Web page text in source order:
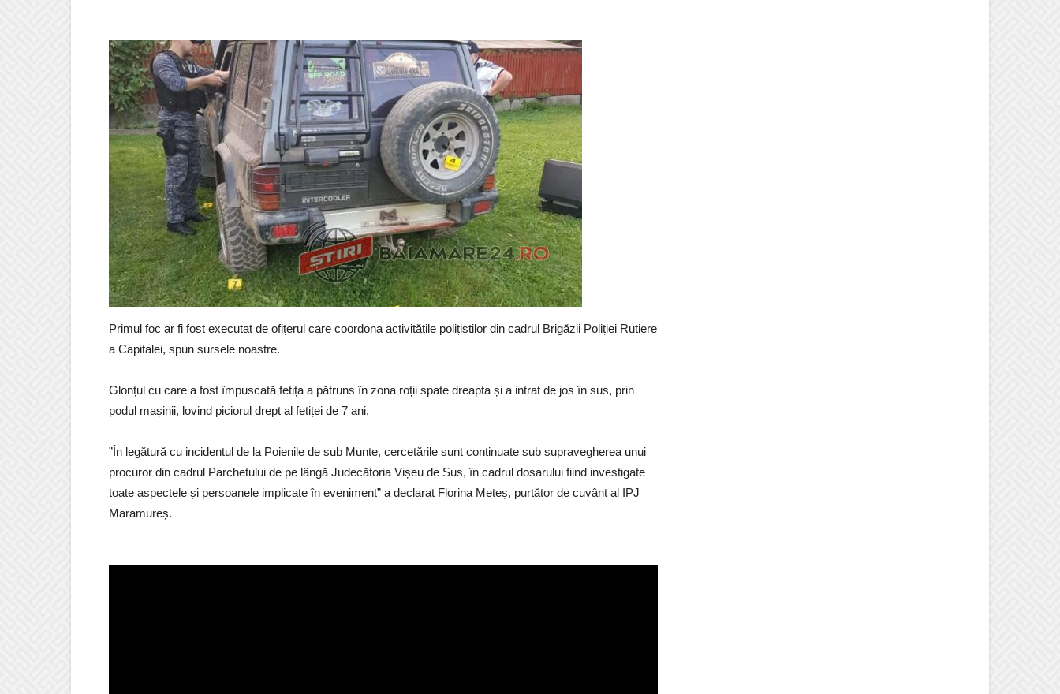
Primul foc ar fi fost executat de ofițerul care coordona activitățile polițiștilor din cadrul Brigăzii Poliției Rutiere
a Capitalei, spun sursele noastre.
Glonțul cu care a fost împuscată fetița a pătruns în zona roții spate dreapta și a intrat de jos în sus, prin
podul mașinii, lovind piciorul drept al fetiței de 7 ani.
”În legătură cu incidentul de la Poienile de sub Munte, cercetările sunt continuate sub supravegherea unui
procuror din cadrul Parchetului de pe lângă Judecătoria Vișeu de Sus, în cadrul dosarului fiind investigate
toate aspectele și persoanele implicate în eveniment” a declarat Florina Meteș, purtător de cuvânt al IPJ
Maramureș.